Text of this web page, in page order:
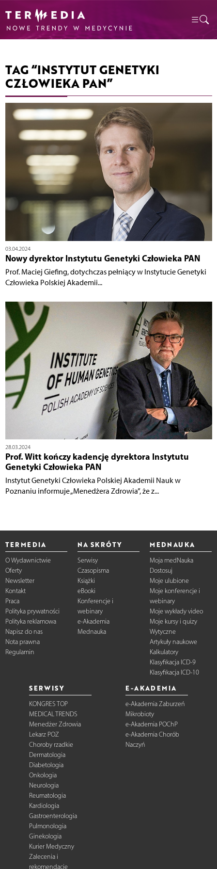
TAG “INSTYTUT GENETYKI
CZŁOWIEKA PAN”
03.04.2024
Nowy dyrektor Instytutu Genetyki Człowieka PAN
Prof. Maciej Giefing, dotychczas pełniący w Instytucie Genetyki
Człowieka Polskiej Akademii...
28.03.2024
Prof. Witt kończy kadencję dyrektora Instytutu
Genetyki Człowieka PAN
Instytut Genetyki Człowieka Polskiej Akademii Nauk w
Poznaniu informuje „Menedżera Zdrowia”, że z...
TERMEDIA
O Wydawnictwie
Oferty
Newsletter
Kontakt
Praca
Polityka prywatności
Polityka reklamowa
Napisz do nas
Nota prawna
Regulamin
NA SKRÓTY
Serwisy
Czasopisma
Książki
eBooki
Konferencje i
webinary
e-Akademia
Mednauka
MEDNAUKA
Moja medNauka
Dostosuj
Moje ulubione
Moje konferencje i
webinary
Moje wykłady video
Moje kursy i quizy
Wytyczne
Artykuły naukowe
Kalkulatory
Klasyfikacja ICD-9
Klasyfikacja ICD-10
SERWISY
KONGRES TOP
MEDICAL TRENDS
Menedżer Zdrowia
Lekarz POZ
Choroby rzadkie
Dermatologia
Diabetologia
Onkologia
Neurologia
Reumatologia
Kardiologia
Gastroenterologia
Pulmonologia
Ginekologia
Kurier Medyczny
Zalecenia i
rekomendacje
E-AKADEMIA
e-Akademia Zaburzeń
Mikrobioty
e-Akademia POChP
e-Akademia Chorób
Naczyń